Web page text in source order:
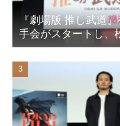
『劇場版 推し武道
手会がスタートし、
ピール！？